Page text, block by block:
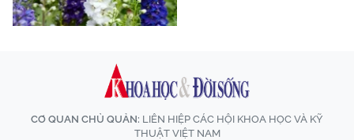
CƠ QUAN CHỦ QUẢN: LIÊN HIỆP CÁC HỘI KHOA HỌC VÀ KỸ
THUẬT VIỆT NAM